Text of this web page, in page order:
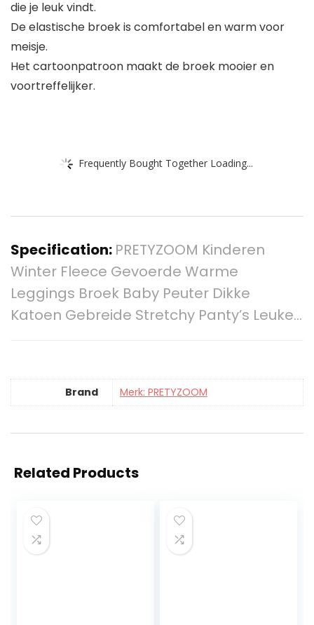
die je leuk vindt.
De elastische broek is comfortabel en warm voor
meisje.
Het cartoonpatroon maakt de broek mooier en
voortreffelijker.
Frequently Bought Together Loading...
Specification: PRETYZOOM Kinderen
Winter Fleece Gevoerde Warme
Leggings Broek Baby Peuter Dikke
Katoen Gebreide Stretchy Panty’s Leuke…
Brand Merk: PRETYZOOM
Related Products